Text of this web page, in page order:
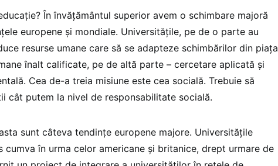
În învățământul superior avem o schimbare majoră
europene și mondiale. Universitățile, pe de o parte au
resurse umane care să se adapteze schimbărilor din piața
înalt calificate, pe de altă parte – cercetare aplicată și
Cea de-a treia misiune este cea socială. Trebuie să
cât putem la nivel de responsabilitate socială.
sunt câteva tendințe europene majore. Universitățile
cumva în urma celor americane și britanice, drept urmare de